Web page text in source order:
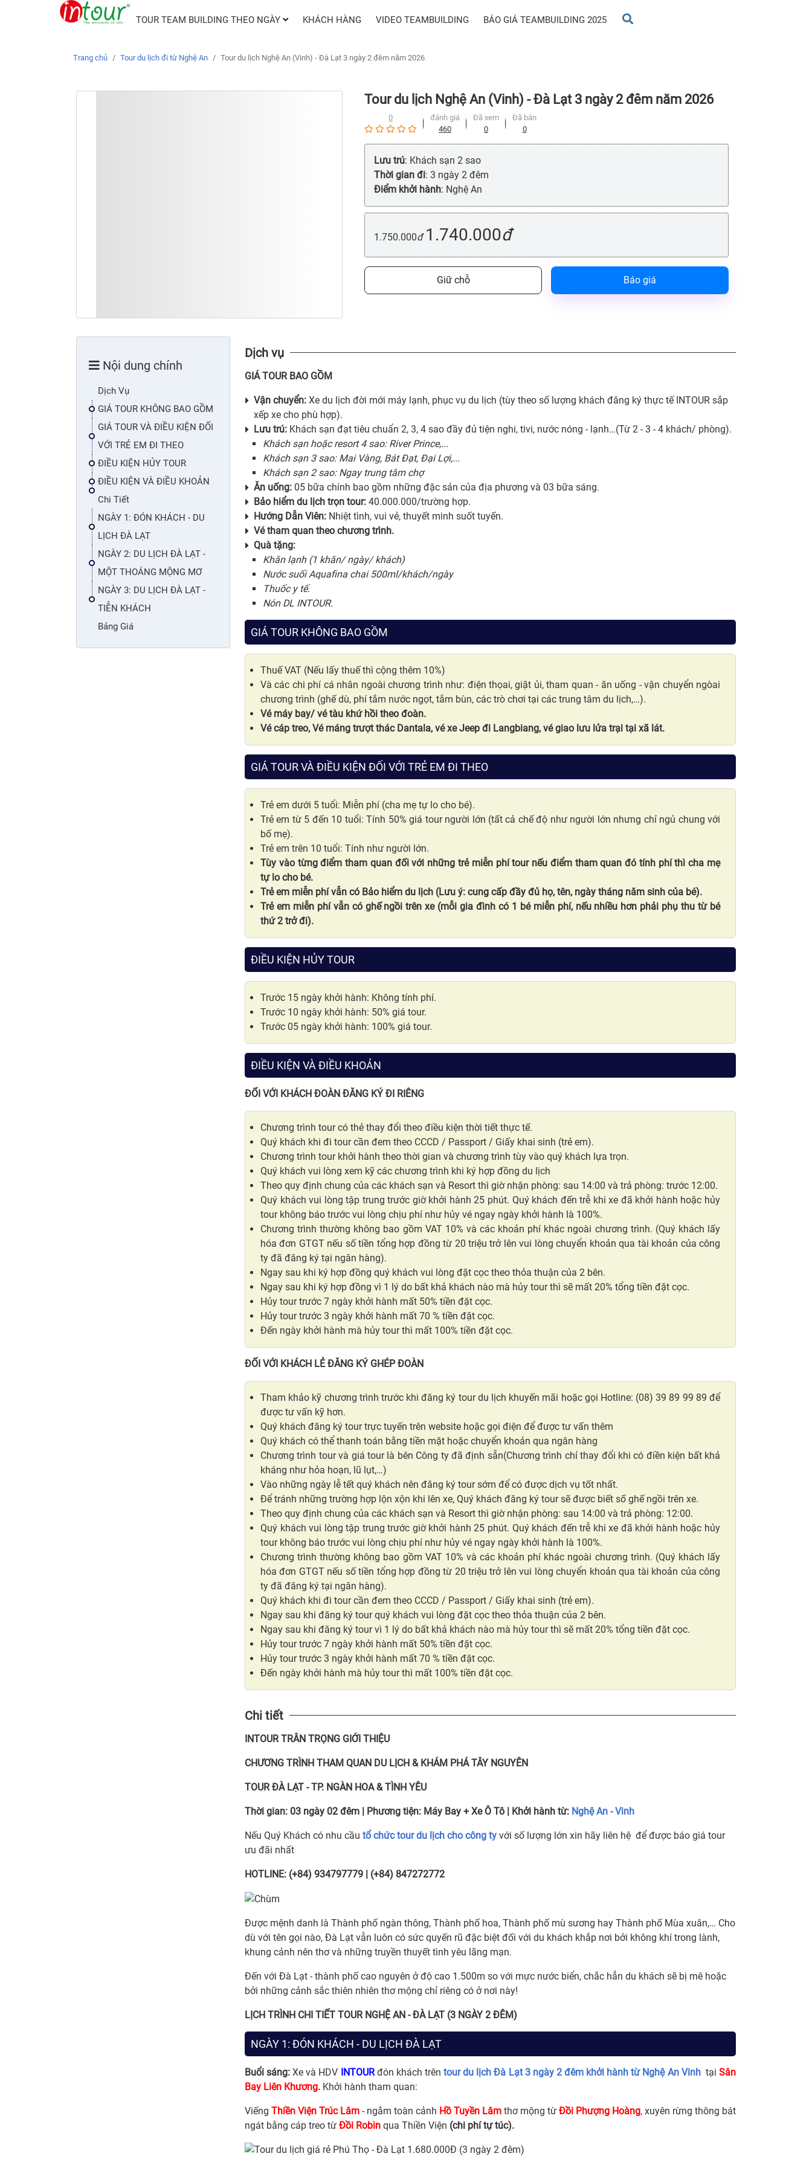
TOUR TEAM BUILDING THEO NGÀY KHÁCH HÀNG VIDEO TEAMBUILDING BÁO GIÁ TEAMBUILDING 2025
Trang chủ Tour du lịch đi từ Nghệ An Tour du lịch Nghệ An (Vinh) - Đà Lạt 3 ngày 2 đêm năm 2026
Tour du lịch Nghệ An (Vinh) - Đà Lạt 3 ngày 2 đêm năm 2026
0
đánh giá
460
Đã xem
0
Đã bán
0
Lưu trú: Khách sạn 2 sao
Thời gian đi: 3 ngày 2 đêm
Điểm khởi hành: Nghệ An
1.750.000đ 1.740.000đ
Giữ chỗ Báo giá
Nội dung chính
Dịch Vụ
GIÁ TOUR KHÔNG BAO GỒM
GIÁ TOUR VÀ ĐIỀU KIỆN ĐỐI
VỚI TRẺ EM ĐI THEO
ĐIỀU KIỆN HỦY TOUR
ĐIỀU KIỆN VÀ ĐIỀU KHOẢN
Chi Tiết
NGÀY 1: ĐÓN KHÁCH - DU
LỊCH ĐÀ LẠT
NGÀY 2: DU LỊCH ĐÀ LẠT -
MỘT THOÁNG MỘNG MƠ
NGÀY 3: DU LỊCH ĐÀ LẠT -
TIỄN KHÁCH
Bảng Giá
Dịch vụ
GIÁ TOUR BAO GỒM
Vận chuyển: Xe du lịch đời mới máy lạnh, phục vụ du lịch (tùy theo số lượng khách đăng ký thực tế INTOUR sắp
xếp xe cho phù hợp).
Lưu trú: Khách sạn đạt tiêu chuẩn 2, 3, 4 sao đầy đủ tiện nghi, tivi, nước nóng - lạnh…(Từ 2 - 3 - 4 khách/ phòng).
Khách sạn hoặc resort 4 sao: River Prince,...
Khách sạn 3 sao: Mai Vàng, Bát Đạt, Đại Lợi,...
Khách sạn 2 sao: Ngay trung tâm chợ
Ăn uống: 05 bữa chính bao gồm những đặc sản của địa phương và 03 bữa sáng.
Bảo hiểm du lịch trọn tour: 40.000.000/trường hợp.
Hướng Dẫn Viên: Nhiệt tình, vui vẻ, thuyết minh suốt tuyến.
Vé tham quan theo chương trình.
Quà tặng:
Khăn lạnh (1 khăn/ ngày/ khách)
Nước suối Aquafina chai 500ml/khách/ngày
Thuốc y tế.
Nón DL INTOUR.
GIÁ TOUR KHÔNG BAO GỒM
Thuế VAT (Nếu lấy thuế thì cộng thêm 10%)
Và các chi phí cá nhân ngoài chương trình như: điện thọai, giặt ủi, tham quan - ăn uống - vận chuyển ngòai
chương trình (ghế dù, phí tắm nước ngọt, tắm bùn, các trò chơi tại các trung tâm du lịch,…).
Vé máy bay/ vé tàu khứ hồi theo đoàn.
Vé cáp treo, Vé máng trượt thác Dantala, vé xe Jeep đi Langbiang, vé giao lưu lửa trại tại xã lát.
GIÁ TOUR VÀ ĐIỀU KIỆN ĐỐI VỚI TRẺ EM ĐI THEO
Trẻ em dưới 5 tuổi: Miễn phí (cha mẹ tự lo cho bé).
Trẻ em từ 5 đến 10 tuổi: Tính 50% giá tour người lớn (tất cả chế độ như người lớn nhưng chỉ ngủ chung với
bố mẹ).
Trẻ em trên 10 tuổi: Tính như người lớn.
Tùy vào từng điểm tham quan đối với những trẻ miễn phí tour nếu điểm tham quan đó tính phí thì cha mẹ
tự lo cho bé.
Trẻ em miễn phí vẫn có Bảo hiểm du lịch (Lưu ý: cung cấp đầy đủ họ, tên, ngày tháng năm sinh của bé).
Trẻ em miễn phí vẫn có ghế ngồi trên xe (mỗi gia đình có 1 bé miễn phí, nếu nhiều hơn phải phụ thu từ bé
thứ 2 trở đi).
ĐIỀU KIỆN HỦY TOUR
Trước 15 ngày khởi hành: Không tính phí.
Trước 10 ngày khởi hành: 50% giá tour.
Trước 05 ngày khởi hành: 100% giá tour.
ĐIỀU KIỆN VÀ ĐIỀU KHOẢN
ĐỐI VỚI KHÁCH ĐOÀN ĐĂNG KÝ ĐI RIÊNG
Chương trình tour có thẻ thay đổi theo điều kiện thời tiết thực tế.
Quý khách khi đi tour cần đem theo CCCD / Passport / Giấy khai sinh (trẻ em).
Chương trình tour khởi hành theo thời gian và chương trình tùy vào quý khách lựa trọn.
Quý khách vui lòng xem kỹ các chương trình khi ký hợp đồng du lịch
Theo quy định chung của các khách sạn và Resort thì giờ nhận phòng: sau 14:00 và trả phòng: trước 12:00.
Quý khách vui lòng tập trung trước giờ khởi hành 25 phút. Quý khách đến trễ khi xe đã khởi hành hoặc hủy
tour không báo trước vui lòng chịu phí như hủy vé ngay ngày khởi hành là 100%.
Chương trình thường không bao gồm VAT 10% và các khoản phí khác ngoài chương trình. (Quý khách lấy
hóa đơn GTGT nếu số tiền tổng hợp đồng từ 20 triệu trở lên vui lòng chuyển khoản qua tài khoản của công
ty đã đăng ký tại ngân hàng).
Ngay sau khi ký hợp đồng quý khách vui lòng đặt cọc theo thỏa thuận của 2 bên.
Ngay sau khi ký hợp đồng vì 1 lý do bất khả khách nào mà hủy tour thì sẽ mất 20% tổng tiền đặt cọc.
Hủy tour trước 7 ngày khởi hành mất 50% tiền đặt cọc.
Hủy tour trước 3 ngày khởi hành mất 70 % tiền đặt cọc.
Đến ngày khởi hành mà hủy tour thì mất 100% tiền đặt cọc.
ĐỐI VỚI KHÁCH LẺ ĐĂNG KÝ GHÉP ĐOÀN
Tham khảo kỹ chương trình trước khi đăng ký tour du lịch khuyến mãi hoặc gọi Hotline: (08) 39 89 99 89 để
được tư vấn kỹ hơn.
Quý khách đăng ký tour trực tuyến trên website hoặc gọi điện để được tư vấn thêm
Quý khách có thể thanh toán bằng tiền mặt hoặc chuyển khoản qua ngân hàng
Chương trình tour và giá tour là bên Công ty đã định sẵn(Chương trình chỉ thay đổi khi có điền kiện bất khả
kháng như hỏa hoạn, lũ lụt,…)
Vào những ngày lễ tết quý khách nên đăng ký tour sớm để có được dịch vụ tốt nhất.
Để tránh những trường hợp lộn xộn khi lên xe, Quý khách đăng ký tour sẽ được biết số ghế ngồi trên xe.
Theo quy định chung của các khách sạn và Resort thì giờ nhận phòng: sau 14:00 và trả phòng: 12:00.
Quý khách vui lòng tập trung trước giờ khởi hành 25 phút. Quý khách đến trễ khi xe đã khởi hành hoặc hủy
tour không báo trước vui lòng chịu phí như hủy vé ngay ngày khởi hành là 100%.
Chương trình thường không bao gồm VAT 10% và các khoản phí khác ngoài chương trình. (Quý khách lấy
hóa đơn GTGT nếu số tiền tổng hợp đồng từ 20 triệu trở lên vui lòng chuyển khoản qua tài khoản của công
ty đã đăng ký tại ngân hàng).
Quý khách khi đi tour cần đem theo CCCD / Passport / Giấy khai sinh (trẻ em).
Ngay sau khi đăng ký tour quý khách vui lòng đặt cọc theo thỏa thuận của 2 bên.
Ngay sau khi đăng ký tour vì 1 lý do bất khả khách nào mà hủy tour thì sẽ mất 20% tổng tiền đặt cọc.
Hủy tour trước 7 ngày khởi hành mất 50% tiền đặt cọc.
Hủy tour trước 3 ngày khởi hành mất 70 % tiền đặt cọc.
Đến ngày khởi hành mà hủy tour thì mất 100% tiền đặt cọc.
Chi tiết
INTOUR TRÂN TRỌNG GIỚI THIỆU
CHƯƠNG TRÌNH THAM QUAN DU LỊCH & KHÁM PHÁ TÂY NGUYÊN
TOUR ĐÀ LẠT - TP. NGÀN HOA & TÌNH YÊU
Thời gian: 03 ngày 02 đêm | Phương tiện: Máy Bay + Xe Ô Tô | Khởi hành từ: Nghệ An - Vinh
Nếu Quý Khách có nhu cầu tổ chức tour du lịch cho công ty với số lượng lớn xin hãy liên hệ để được báo giá tour
ưu đãi nhất
HOTLINE: (+84) 934797779 | (+84) 847272772
Được mệnh danh là Thành phố ngàn thông, Thành phố hoa, Thành phố mù sương hay Thành phố Mùa xuân,… Cho
dù với tên gọi nào, Đà Lạt vẫn luôn có sức quyến rũ đặc biệt đối với du khách khắp nơi bởi không khí trong lành,
khung cảnh nên thơ và những truyền thuyết tình yêu lãng mạn.
Đến với Đà Lạt - thành phố cao nguyên ở độ cao 1.500m so với mực nước biển, chắc hẳn du khách sẽ bị mê hoặc
bởi những cảnh sắc thiên nhiên thơ mộng chỉ riêng có ở nơi này!
LỊCH TRÌNH CHI TIẾT TOUR NGHỆ AN - ĐÀ LẠT (3 NGÀY 2 ĐÊM)
NGÀY 1: ĐÓN KHÁCH - DU LỊCH ĐÀ LẠT
Buổi sáng:Xe và HDV INTOURđón khách trêntour du lịch Đà Lạt 3 ngày 2 đêm khởi hành từ Nghệ An VinhtạiSân
Bay Liên Khương. Khởi hành tham quan:
Viếng Thiền Viện Trúc Lâm - ngắm toàn cảnh Hồ Tuyền Lâm thơ mộng từ Đồi Phượng Hoàng, xuyên rừng thông bát
ngát bằng cáp treo từ Đồi Robin qua Thiền Viện (chi phí tự túc).